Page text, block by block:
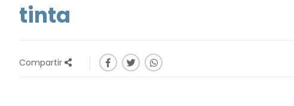
tinta
Compartir